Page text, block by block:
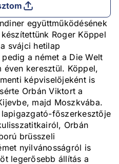
együttműködésének
Roger Köppel
svájci hetilap
a német a Die Welt
keresztül. Köppel,
képviselőjeként is
Orbán Viktort a
majd Moszkvába.
főszerkesztője
Orbán
brüsszeli
nyilvánosságról is
legerősebb állítás a